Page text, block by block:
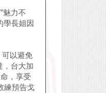
魅力不
學長姐因
可以避免
，台大加
，享受
練預告戈